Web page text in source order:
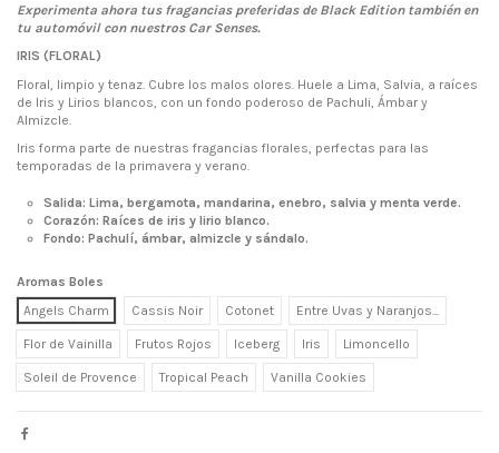
Experimenta ahora tus fragancias preferidas de Black Edition también en
tu automóvil con nuestros Car Senses.
IRIS (FLORAL)
Floral, limpio y tenaz. Cubre los malos olores. Huele a Lima, Salvia, a raíces
de Iris y Lirios blancos, con un fondo poderoso de Pachuli, Ámbar y
Almizcle.
Iris forma parte de nuestras fragancias florales, perfectas para las
temporadas de la primavera y verano.
Salida: Lima, bergamota, mandarina, enebro, salvia y menta verde.
Corazón: Raíces de iris y lirio blanco.
Fondo: Pachulí, ámbar, almizcle y sándalo.
Aromas Boles
Angels Charm
Cassis Noir Cotonet Entre Uvas y Naranjos...
Flor de Vainilla Frutos Rojos Iceberg Iris Limoncello
Soleil de Provence Tropical Peach Vanilla Cookies